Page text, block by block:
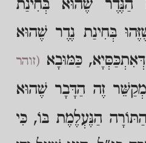
הַנֶּדֶר שֶׁהוּא בְּחִינַת
בְּחִינַת נֶדֶר שֶׁהוּא
כַּמּוּבָא (זוהר
מְקַשֵּׁר זֶה הַדָּבָר שֶׁהוּא
הַנֶּעְלֶמֶת בּוֹ, כִּי